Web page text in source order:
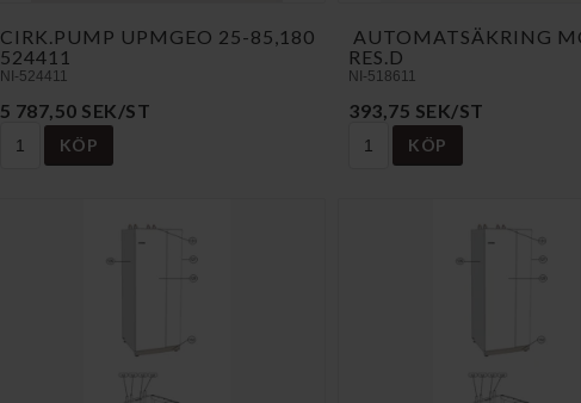
CIRK.PUMP UPMGEO 25-85,180
524411
NI-524411
5 787,50 SEK/ST
KÖP
AUTOMATSÄKRING
RES.D
NI-518611
393,75 SEK/ST
KÖP